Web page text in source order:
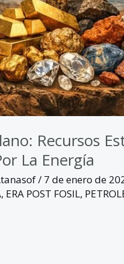
Recursos
La Energía
/ 7 de enero de
, ERA POST FOSIL,